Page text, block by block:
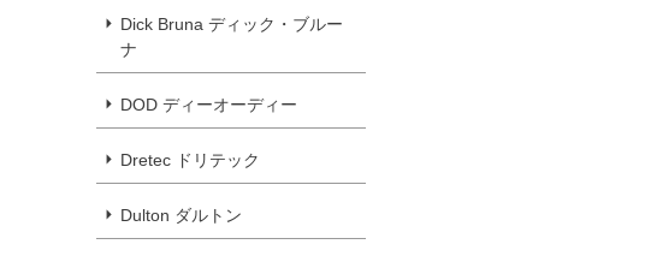
Dick Bruna ディック・ブルー
ナ
DOD ディーオーディー
Dretec ドリテック
Dulton ダルトン